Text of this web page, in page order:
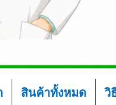
สินค้าทั้งหมด วิ